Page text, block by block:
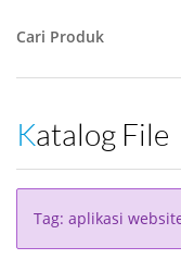
Cari Produk
Katalog File
Tag: aplikasi